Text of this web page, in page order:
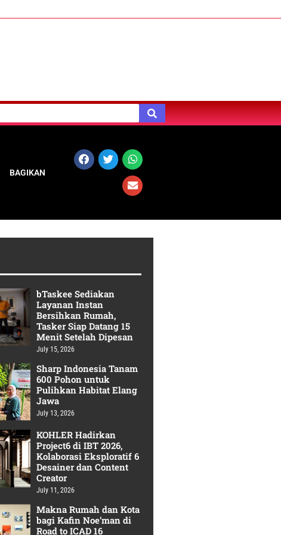
BAGIKAN
bTaskee Sediakan
Layanan Instan
Bersihkan Rumah,
Tasker Siap Datang 15
Menit Setelah Dipesan
July 15, 2026
Sharp Indonesia Tanam
600 Pohon untuk
Pulihkan Habitat Elang
Jawa
July 13, 2026
KOHLER Hadirkan
Project6 di IBT 2026,
Kolaborasi Eksploratif 6
Desainer dan Content
Creator
July 11, 2026
Makna Rumah dan Kota
bagi Kafin Noe’man di
Road to ICAD 16